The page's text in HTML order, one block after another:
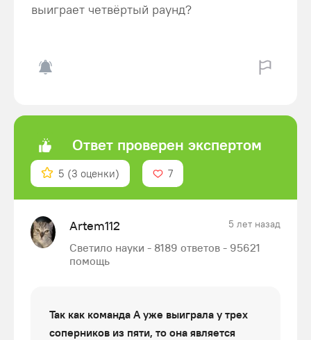
выиграет четвёртый раунд?
Ответ проверен экспертом
5 (3 оценки) 7
Artem112 5 лет назад
Светило науки - 8189 ответов - 95621
помощь
Так как команда А уже выиграла у трех
соперников из пяти, то она является